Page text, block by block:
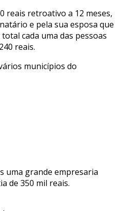
reais retroativo a 12 meses,
e pela sua esposa que
cada uma das pessoas
reais.
municípios do
uma grande empresaria
de 350 mil reais.